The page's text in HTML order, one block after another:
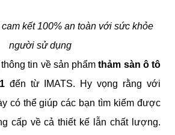
kết 100% an toàn với sức khỏe
người sử dụng
tin về sản phẩm thảm sàn ô tô
đến từ IMATS. Hy vọng rằng với
có thể giúp các bạn tìm kiếm được
cấp về cả thiết kế lẫn chất lượng.